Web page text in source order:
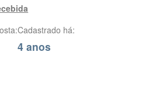
Cadastrado há:
4 anos